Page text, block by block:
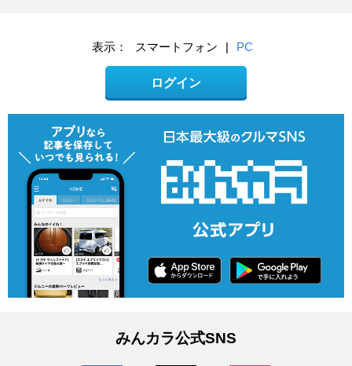
表示： スマートフォン | PC
ログイン
みんカラ公式SNS